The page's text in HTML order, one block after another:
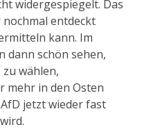
widergespiegelt. Das
nochmal entdeckt
kann. Im
dann schön sehen,
wählen,
mehr in den Osten
jetzt wieder fast